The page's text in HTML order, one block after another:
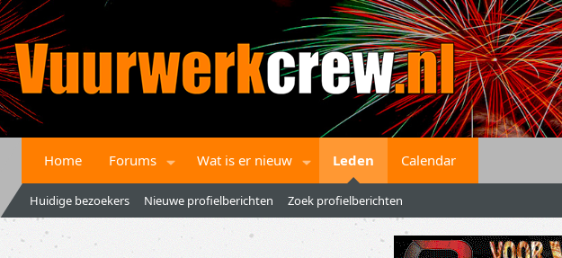
Home Forums Wat is er nieuw Leden Calendar
Huidige bezoekers Nieuwe profielberichten Zoek profielberichten